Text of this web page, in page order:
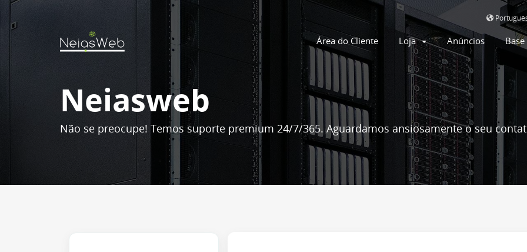
Área do Cliente Loja Anúncios
Neiasweb
Não se preocupe! Temos suporte premium 24/7/365. Aguardamos ansiosamente o seu